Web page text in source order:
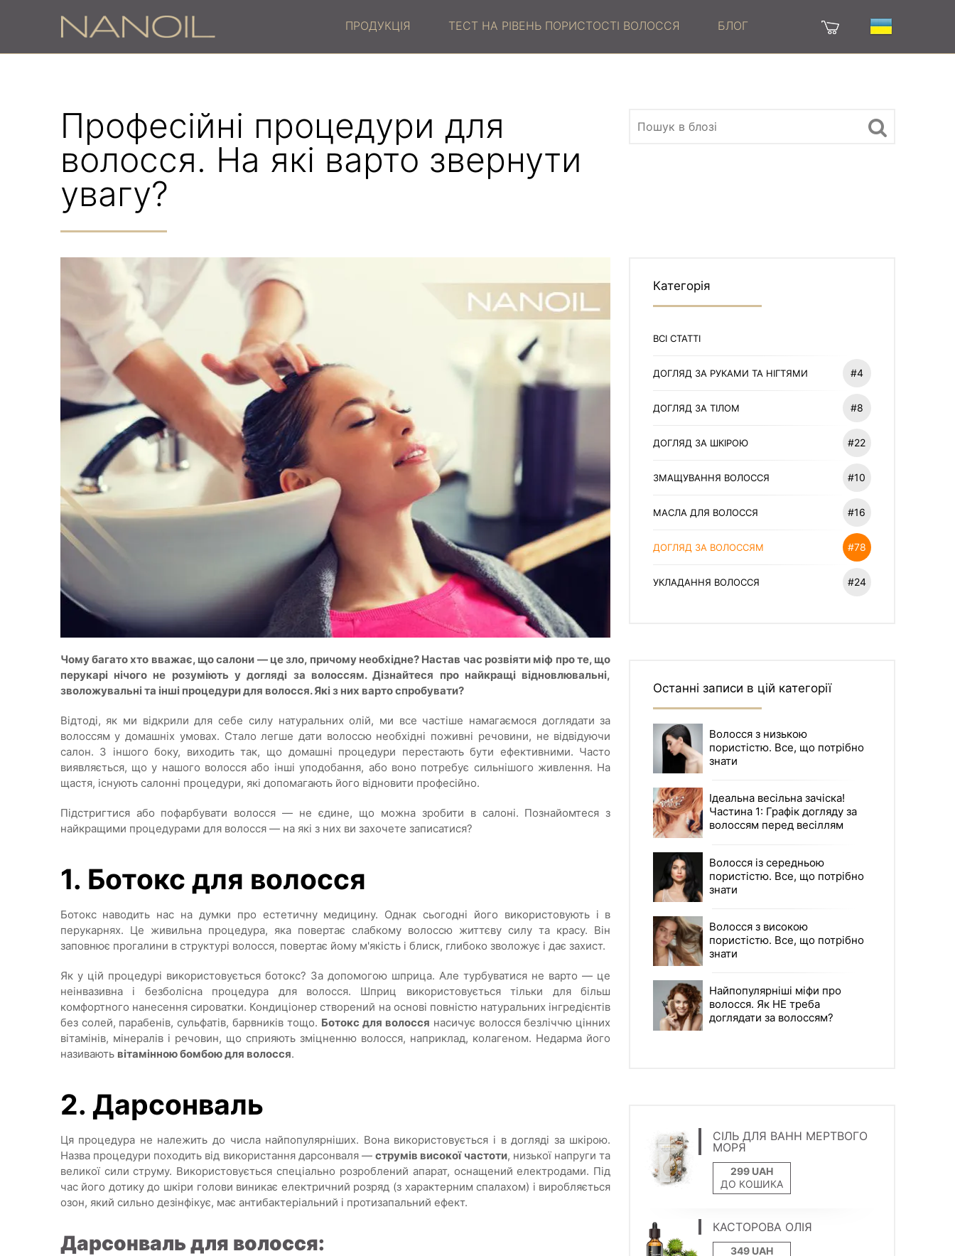
ПРОДУКЦІЯ ТЕСТ НА РІВЕНЬ ПОРИСТОСТІ ВОЛОССЯ БЛОГ
Професійні процедури для
волосся. На які варто звернути
увагу?
Чому багато хто вважає, що салони — це зло, причому необхідне? Настав час розвіяти міф про те, що
перукарі нічого не розуміють у догляді за волоссям. Дізнайтеся про найкращі відновлювальні,
зволожувальні та інші процедури для волосся. Які з них варто спробувати?
Відтоді, як ми відкрили для себе силу натуральних олій, ми все частіше намагаємося доглядати за
волоссям у домашніх умовах. Стало легше дати волоссю необхідні поживні речовини, не відвідуючи
салон. З іншого боку, виходить так, що домашні процедури перестають бути ефективними. Часто
виявляється, що у нашого волосся або інші уподобання, або воно потребує сильнішого живлення. На
щастя, існують салонні процедури, які допомагають його відновити професійно.
Підстригтися або пофарбувати волосся — не єдине, що можна зробити в салоні. Познайомтеся з
найкращими процедурами для волосся — на які з них ви захочете записатися?
1. Ботокс для волосся
Ботокс наводить нас на думки про естетичну медицину. Однак сьогодні його використовують і в
перукарнях. Це живильна процедура, яка повертає слабкому волоссю життєву силу та красу. Він
заповнює прогалини в структурі волосся, повертає йому м'якість і блиск, глибоко зволожує і дає захист.
Як у цій процедурі використовується ботокс? За допомогою шприца. Але турбуватися не варто — це
неінвазивна і безболісна процедура для волосся. Шприц використовується тільки для більш
комфортного нанесення сироватки. Кондиціонер створений на основі повністю натуральних інгредієнтів
без солей, парабенів, сульфатів, барвників тощо. Ботокс для волосся насичує волосся безліччю цінних
вітамінів, мінералів і речовин, що сприяють зміцненню волосся, наприклад, колагеном. Недарма його
називають вітамінною бомбою для волосся.
2. Дарсонваль
Ця процедура не належить до числа найпопулярніших. Вона використовується і в догляді за шкірою.
Назва процедури походить від використання дарсонваля —струмів високої частоти, низької напруги та
великої сили струму. Використовується спеціально розроблений апарат, оснащений електродами. Під
час його дотику до шкіри голови виникає електричний розряд (з характерним спалахом) і виробляється
озон, який сильно дезінфікує, має антибактеріальний і протизапальний ефект.
Дарсонваль для волосся:
Категорія
ВСІ СТАТТІ
ДОГЛЯД ЗА РУКАМИ ТА НІГТЯМИ #4
ДОГЛЯД ЗА ТІЛОМ #8
ДОГЛЯД ЗА ШКІРОЮ #22
ЗМАЩУВАННЯ ВОЛОССЯ #10
МАСЛА ДЛЯ ВОЛОССЯ #16
ДОГЛЯД ЗА ВОЛОССЯМ #78
УКЛАДАННЯ ВОЛОССЯ #24
Останні записи в цій категорії
Волосся з низькою
пористістю. Все, що потрібно
знати
Ідеальна весільна зачіска!
Частина 1: Графік догляду за
волоссям перед весіллям
Волосся із середньою
пористістю. Все, що потрібно
знати
Волосся з високою
пористістю. Все, що потрібно
знати
Найпопулярніші міфи про
волосся. Як НЕ треба
доглядати за волоссям?
СІЛЬ ДЛЯ ВАНН МЕРТВОГО
МОРЯ
ДО КОШИКА
КАСТОРОВА ОЛІЯ